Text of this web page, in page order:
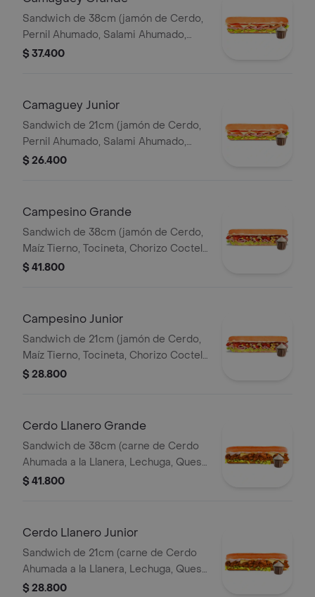
Sandwich de 38cm (jamón de Cerdo,
Pernil Ahumado, Salami Ahumado,
Tomate, Pepinillos Agridulces, Queso
$ 37.400
Camaguey Junior
Sandwich de 21cm (jamón de Cerdo,
Pernil Ahumado, Salami Ahumado,
Tomate, Pepinillos Agridulces, Queso
$ 26.400
Campesino Grande
Sandwich de 38cm (jamón de Cerdo,
Maíz Tierno, Tocineta, Chorizo Coctel,
Lechuga, Queso Mozzarella y Salsa de
$ 41.800
Campesino Junior
Sandwich de 21cm (jamón de Cerdo,
Maíz Tierno, Tocineta, Chorizo Coctel,
Lechuga, Queso Mozzarella y Salsa de
$ 28.800
Cerdo Llanero Grande
Sandwich de 38cm (carne de Cerdo
Ahumada a la Llanera, Lechuga, Queso
Mozzarella y Salsa de Ajo).
$ 41.800
Cerdo Llanero Junior
Sandwich de 21cm (carne de Cerdo
Ahumada a la Llanera, Lechuga, Queso
Mozzarella y Salsa de Ajo).
$ 28.800